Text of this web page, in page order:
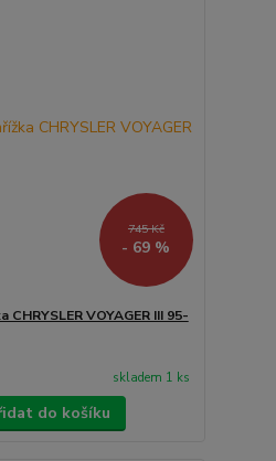
745 Kč
- 69 %
VOYAGER III 95-
skladem 1 ks
do košíku